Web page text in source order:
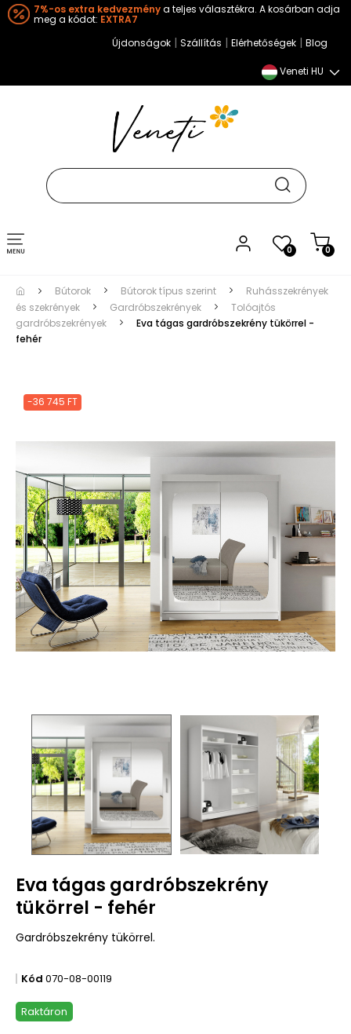
7%-os extra kedvezménya teljes választékra. A kosárban adja
meg a kódot: EXTRA7
Újdonságok | Szállítás | Elérhetőségek | Blog
Veneti HU
0 0
Toggle
navigation
Bútorok Bútorok típus szerint
Ruhásszekrények
és szekrények
Gardróbszekrények
Tolóajtós
gardróbszekrények
Eva tágas gardróbszekrény tükörrel -
fehér
-36 745 FT
Eva tágas gardróbszekrény
tükörrel - fehér
Gardróbszekrény tükörrel.
Kód 070-08-00119
Raktáron